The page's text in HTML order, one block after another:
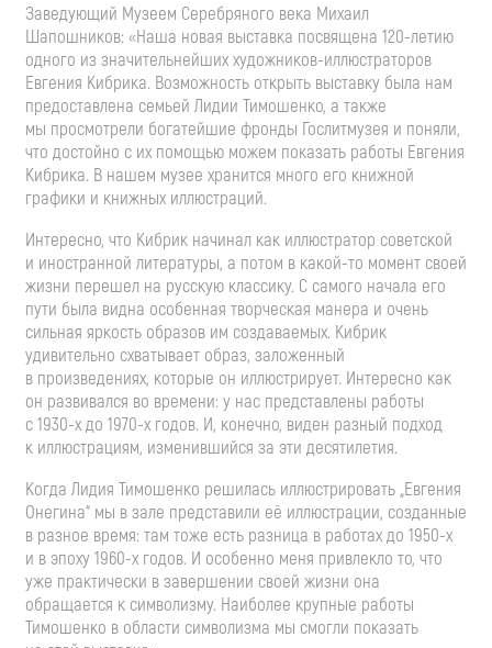
Заведующий Музеем Серебряного века Михаил
Шапошников: «Наша новая выставка посвящена 120-летию
одного из значительнейшиххудожников-иллюстраторов
Евгения Кибрика. Возможность открыть выставку была нам
предоставлена семьей Лидии Тимошенко, а также
мы просмотрели богатейшие фронды Гослитмузея и поняли,
что достойно с их помощью можем показать работы Евгения
Кибрика. В нашем музее хранится много его книжной
графики и книжных иллюстраций.
Интересно, что Кибрик начинал как иллюстратор советской
и иностранной литературы, а потом в какой-то момент своей
жизни перешел на русскую классику. С самого начала его
пути была видна особенная творческая манера и очень
сильная яркость образов им создаваемых. Кибрик
удивительно схватывает образ, заложенный
в произведениях, которые он иллюстрирует. Интересно как
он развивался во времени: у нас представлены работы
с1930-хдо 1970-х годов. И, конечно, виден разный подход
к иллюстрациям, изменившийся за эти десятилетия.
Когда Лидия Тимошенко решилась иллюстрировать „Евгения
Онегина“ мы в зале представили её иллюстрации, созданные
в разное время: там тоже есть разница в работах до 1950-х
и в эпоху1960-х годов. И особенно меня привлекло то, что
уже практически в завершении своей жизни она
обращается к символизму. Наиболее крупные работы
Тимошенко в области символизма мы смогли показать